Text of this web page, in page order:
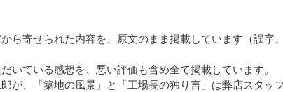
ら寄せられた内容を、原文のまま掲載しています（誤字
いている感想を、悪い評価も含め全て掲載しています。
が、「築地の風景」と「工場長の独り言」は弊店スタッ